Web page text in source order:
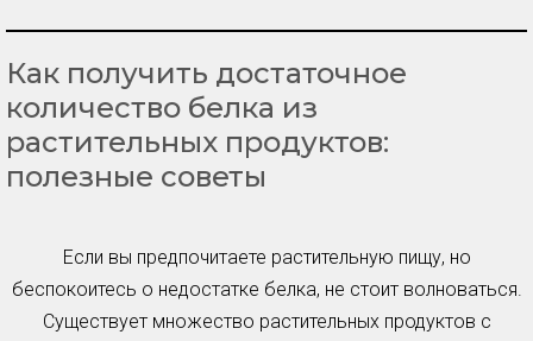
Как получить достаточное
количество белка из
растительных продуктов:
полезные советы
Если вы предпочитаете растительную пищу, но
беспокоитесь о недостатке белка, не стоит волноваться.
Существует множество растительных продуктов с